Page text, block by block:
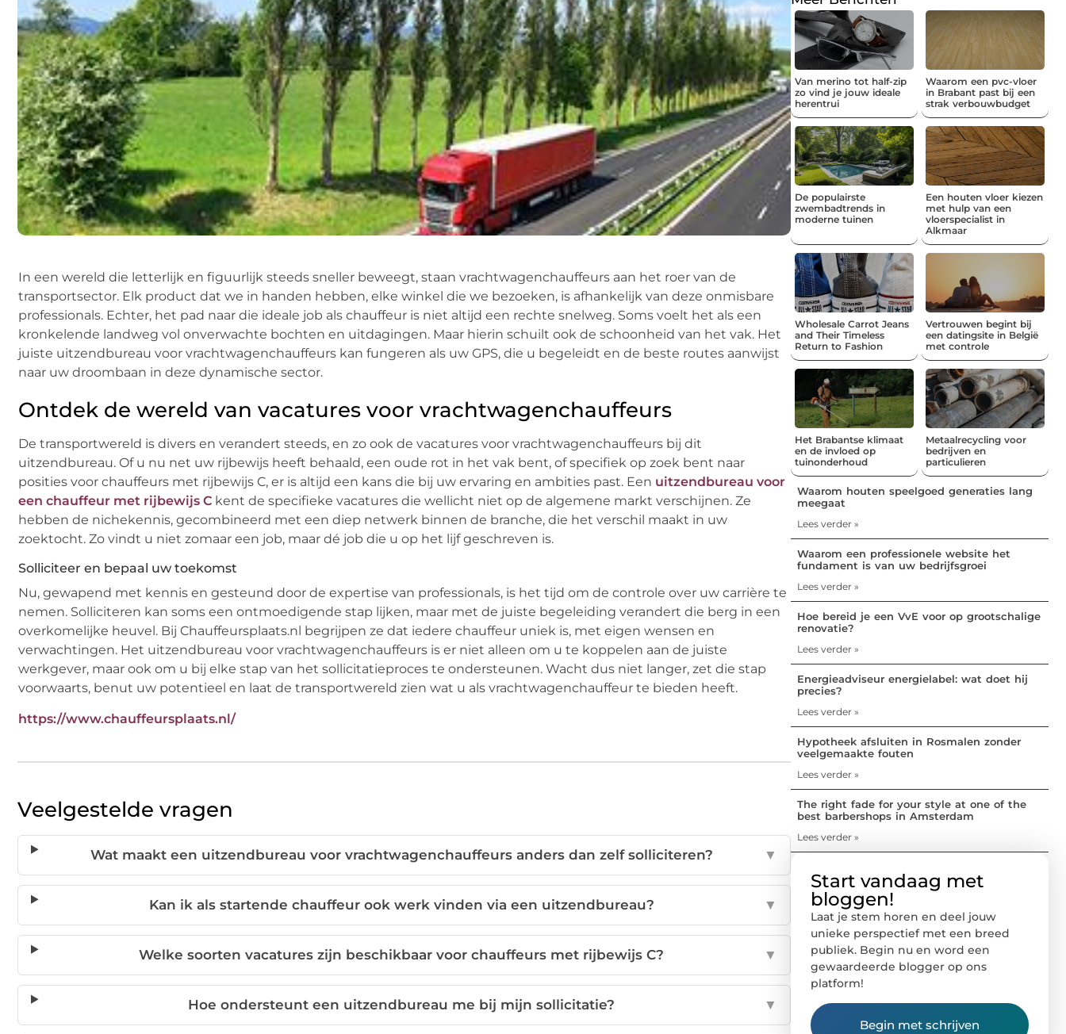
In een wereld die letterlijk en figuurlijk steeds sneller beweegt, staan vrachtwagenchauffeurs aan het roer van de
transportsector. Elk product dat we in handen hebben, elke winkel die we bezoeken, is afhankelijk van deze onmisbare
professionals. Echter, het pad naar die ideale job als chauffeur is niet altijd een rechte snelweg. Soms voelt het als een
kronkelende landweg vol onverwachte bochten en uitdagingen. Maar hierin schuilt ook de schoonheid van het vak. Het
juiste uitzendbureau voor vrachtwagenchauffeurs kan fungeren als uw GPS, die u begeleidt en de beste routes aanwijst
naar uw droombaan in deze dynamische sector.
Ontdek de wereld van vacatures voor vrachtwagenchauffeurs
De transportwereld is divers en verandert steeds, en zo ook de vacatures voor vrachtwagenchauffeurs bij dit
uitzendbureau. Of u nu net uw rijbewijs heeft behaald, een oude rot in het vak bent, of specifiek op zoek bent naar
posities voor chauffeurs met rijbewijs C, er is altijd een kans die bij uw ervaring en ambities past. Een uitzendbureau voor
een chauffeur met rijbewijs C kent de specifieke vacatures die wellicht niet op de algemene markt verschijnen. Ze
hebben de nichekennis, gecombineerd met een diep netwerk binnen de branche, die het verschil maakt in uw
zoektocht. Zo vindt u niet zomaar een job, maar dé job die u op het lijf geschreven is.
Solliciteer en bepaal uw toekomst
Nu, gewapend met kennis en gesteund door de expertise van professionals, is het tijd om de controle over uw carrière te
nemen. Solliciteren kan soms een ontmoedigende stap lijken, maar met de juiste begeleiding verandert die berg in een
overkomelijke heuvel. Bij Chauffeursplaats.nl begrijpen ze dat iedere chauffeur uniek is, met eigen wensen en
verwachtingen. Het uitzendbureau voor vrachtwagenchauffeurs is er niet alleen om u te koppelen aan de juiste
werkgever, maar ook om u bij elke stap van het sollicitatieproces te ondersteunen. Wacht dus niet langer, zet die stap
voorwaarts, benut uw potentieel en laat de transportwereld zien wat u als vrachtwagenchauffeur te bieden heeft.
https://www.chauffeursplaats.nl/
Veelgestelde vragen
Wat maakt een uitzendbureau voor vrachtwagenchauffeurs anders dan zelf solliciteren? ▼
Kan ik als startende chauffeur ook werk vinden via een uitzendbureau? ▼
Welke soorten vacatures zijn beschikbaar voor chauffeurs met rijbewijs C? ▼
Hoe ondersteunt een uitzendbureau me bij mijn sollicitatie? ▼
Van merino tot half-zip
zo vind je jouw ideale
herentrui
Waarom een pvc-vloer
in Brabant past bij een
strak verbouwbudget
De populairste
zwembadtrends in
moderne tuinen
Een houten vloer kiezen
met hulp van een
vloerspecialist in
Alkmaar
Wholesale Carrot Jeans
and Their Timeless
Return to Fashion
Vertrouwen begint bij
een datingsite in België
met controle
Het Brabantse klimaat
en de invloed op
tuinonderhoud
Metaalrecycling voor
bedrijven en
particulieren
Waarom houten speelgoed generaties lang
meegaat
Lees verder »
Waarom een professionele website het
fundament is van uw bedrijfsgroei
Lees verder »
Hoe bereid je een VvE voor op grootschalige
renovatie?
Lees verder »
Energieadviseur energielabel: wat doet hij
precies?
Lees verder »
Hypotheek afsluiten in Rosmalen zonder
veelgemaakte fouten
Lees verder »
The right fade for your style at one of the
best barbershops in Amsterdam
Lees verder »
Start vandaag met
bloggen!
Laat je stem horen en deel jouw
unieke perspectief met een breed
publiek. Begin nu en word een
gewaardeerde blogger op ons
platform!
Begin met schrijven